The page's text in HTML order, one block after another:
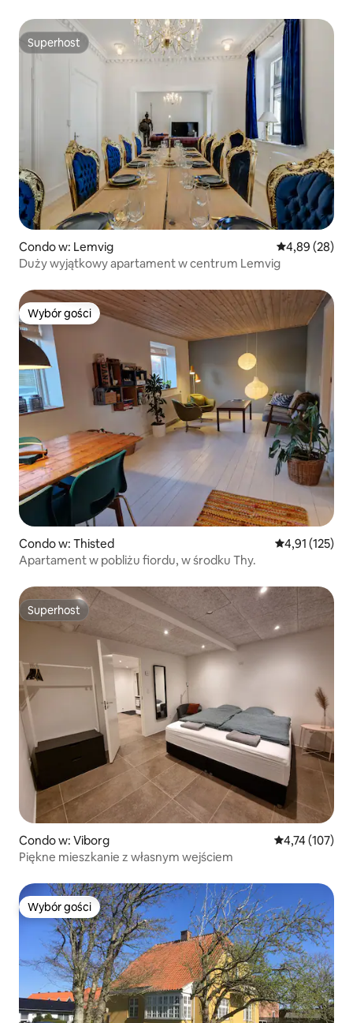
Superhost
Superhost
Condo w: Lemvig Średnia
4,89 (28)
Duży wyjątkowy apartament w centrum Lemvig
Wybór gości
Wybór gości
Condo w: Thisted Średnia
4,91 (125)
Apartament w pobliżu fiordu, w środku Thy.
Superhost
Superhost
Condo w: Viborg Średnia
4,74 (107)
Piękne mieszkanie z własnym wejściem
Wybór gości
Wybór gości